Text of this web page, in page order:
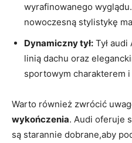
wyrafinowanego
nowoczesną stylistykę
Dynamiczny tył: Tył
linią dachu oraz
sportowym charakterem
Warto również zwrócić
wykończenia. Audi oferuje
są starannie dobrane,aby